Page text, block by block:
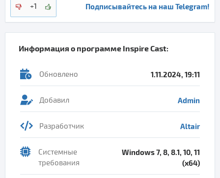
+1 Подписывайтесь на наш Telegram!
Информация о программе Inspire Cast:
Обновлено 1.11.2024, 19:11
Добавил Admin
Разработчик Altair
Системные
требования
Windows 7, 8, 8.1, 10, 11
(x64)